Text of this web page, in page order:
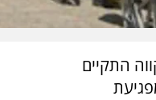
התקיים